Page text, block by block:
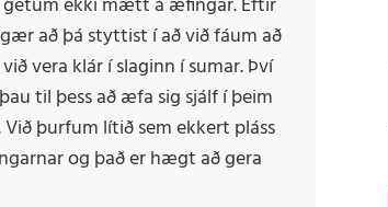
að þá styttist í að við fáum að
vera klár í slaginn í sumar. Því
til þess að æfa sig sjálf í þeim
þurfum lítið sem ekkert pláss
og það er hægt að gera